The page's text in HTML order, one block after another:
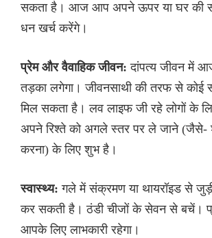
सकता है। आज आप अपने ऊपर या घर की
धन खर्च करेंगे।
प्रेम और वैवाहिक जीवन: दांपत्य जीवन में
तड़का लगेगा। जीवनसाथी की तरफ से कोई
मिल सकता है। लव लाइफ जी रहे लोगों के
अपने रिश्ते को अगले स्तर पर ले जाने (जैसे-
करना) के लिए शुभ है।
स्वास्थ्य: गले में संक्रमण या थायरॉइड से
कर सकती है। ठंडी चीजों के सेवन से बचें।
आपके लिए लाभकारी रहेगा।